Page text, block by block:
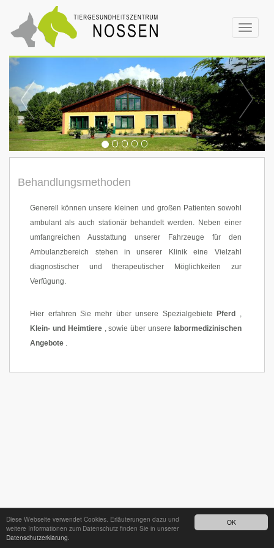
OK
Diese Webseite verwendet Cookies. Erläuterungen dazu und
weitere Informationen zum Datenschutz finden Sie in unserer
Datenschutzerklärung.
Toggle
Behandlungsmethoden
Generell können unsere kleinen und großen Patienten sowohl
ambulant als auch stationär behandelt werden. Neben einer
umfangreichen Ausstattung unserer Fahrzeuge für den
Ambulanzbereich stehen in unserer Klinik eine Vielzahl
diagnostischer und therapeutischer Möglichkeiten zur
Verfügung.
Hier erfahren Sie mehr über unsere Spezialgebiete Pferd ,
Klein- und Heimtiere, sowie über unsere labormedizinischen
Angebote .
24h - Bereitschaftsdienst unter